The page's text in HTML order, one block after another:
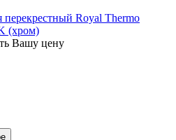
Royal Thermo
(хром)
Вашу цену